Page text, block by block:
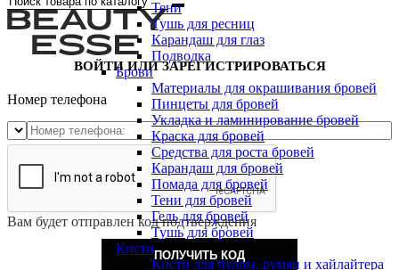
Тени
Тушь для ресниц
Карандаш для глаз
Подводка
Брови
Материалы для окрашивания бровей
Пинцеты для бровей
Укладка и ламинирование бровей
Краска для бровей
Средства для роста бровей
Карандаш для бровей
Помада для бровей
Тени для бровей
Гель для бровей
Тушь для бровей
Кисти
Кисти для пудры, румян и хайлайтера
ВОЙТИ ИЛИ ЗАРЕГИСТРИРОВАТЬСЯ
Номер телефона
Вам будет отправлен код подтверждения
ПОЛУЧИТЬ КОД